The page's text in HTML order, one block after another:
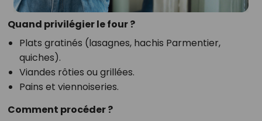
Quand privilégier le four ?
Plats gratinés (lasagnes, hachis Parmentier,
quiches).
Viandes rôties ou grillées.
Pains et viennoiseries.
Comment procéder ?